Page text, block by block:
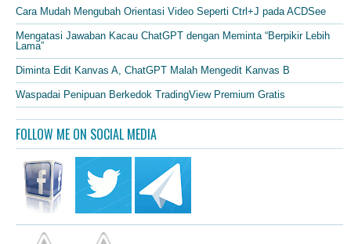
Cara Mudah Mengubah Orientasi Video Seperti Ctrl+J pada ACDSee
Mengatasi Jawaban Kacau ChatGPT dengan Meminta “Berpikir Lebih
Lama”
Diminta Edit Kanvas A, ChatGPT Malah Mengedit Kanvas B
Waspadai Penipuan Berkedok TradingView Premium Gratis
FOLLOW ME ON SOCIAL MEDIA